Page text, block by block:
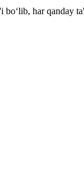
har qanday